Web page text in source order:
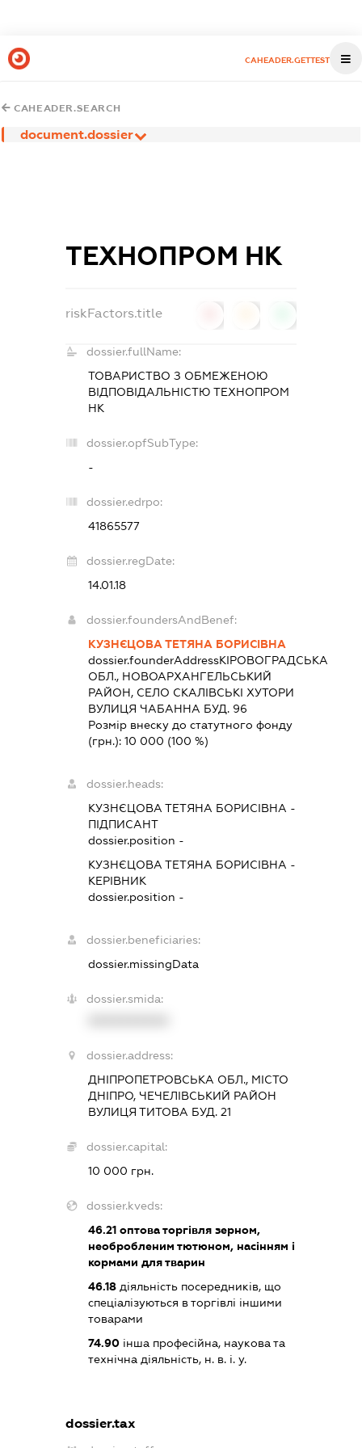
CAHEADER.GETTEST
CAHEADER.SEARCH
document.dossier
ТЕХНОПРОМ НК
riskFactors.title
dossier.fullName:
ТОВАРИСТВО З ОБМЕЖЕНОЮ
ВІДПОВІДАЛЬНІСТЮТЕХНОПРОМ
НК
dossier.opfSubType:
-
dossier.edrpo:
41865577
dossier.regDate:
14.01.18
dossier.foundersAndBenef:
КУЗНЄЦОВА ТЕТЯНА БОРИСІВНА
dossier.founderAddressКІРОВОГРАДСЬКА
ОБЛ., НОВОАРХАНГЕЛЬСЬКИЙ
РАЙОН, СЕЛО СКАЛІВСЬКІ ХУТОРИ
ВУЛИЦЯ ЧАБАННА БУД. 96
Розмір внеску до статутного фонду
(грн.):10 000 (100 %)
dossier.heads:
КУЗНЄЦОВА ТЕТЯНА БОРИСІВНА -
ПІДПИСАНТ
dossier.position -
КУЗНЄЦОВА ТЕТЯНА БОРИСІВНА -
КЕРІВНИК
dossier.position -
dossier.beneficiaries:
dossier.missingData
dossier.smida:
dossier.address:
ДНІПРОПЕТРОВСЬКА ОБЛ., МІСТО
ДНІПРО, ЧЕЧЕЛІВСЬКИЙ РАЙОН
ВУЛИЦЯ ТИТОВА БУД. 21
dossier.capital:
10 000 грн.
dossier.kveds:
46.21 оптова торгівля зерном,
необробленим тютюном, насінням і
кормами для тварин
46.18 діяльність посередників, що
спеціалізуються в торгівлі іншими
товарами
74.90 інша професійна, наукова та
технічна діяльність, н. в. і. у.
dossier.tax